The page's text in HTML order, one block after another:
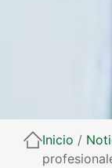
Inicio /